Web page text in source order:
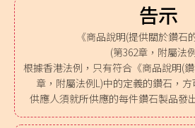
告示
《商品說明(提供關於鑽石
(第362章，附屬法
根據香港法例，只有符合《商品說明(
章，附屬法例L)中的定義的鑽石，
供應人須就所供應的每件鑽石製品發